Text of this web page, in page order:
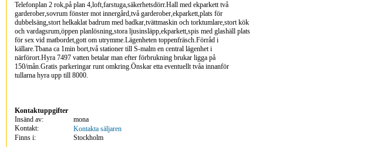
Telefonplan 2 rok,på plan 4,loft,farstuga,säkerhetsdörr.Hall med ekparkett två
garderober,sovrum fönster mot innergård,två garderober,ekparkett,plats för
dubbelsäng,stort helkaklat badrum med badkar,tvättmaskin och torktumlare,stort kök
och vardagsrum,öppen planlösning,stora ljusinsläpp,ekparkett,spis med glashäll plats
för sex vid matbordet,gott om utrymme.Lägenheten toppenfräsch.Förråd i
källare.Tbana ca 1min bort,två stationer till S-malm en central lägenhet i
närförort.Hyra 7497 vatten betalar man efter förbrukning brukar ligga på
150/mån.Gratis parkeringar runt omkring.Önskar etta eventuellt tvåa innanför
tullarna hyra upp till 8000.
Kontaktuppgifter
Insänd av:
mona
Kontakt:
Kontakta säljaren
Finns i:
Stockholm